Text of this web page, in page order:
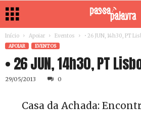
Início Apoiar Eventos • 26 JUN, 14h30, PT
APOIAR EVENTOS
• 26 JUN, 14h30, PT
29/05/2013 0
Casa da Achada: